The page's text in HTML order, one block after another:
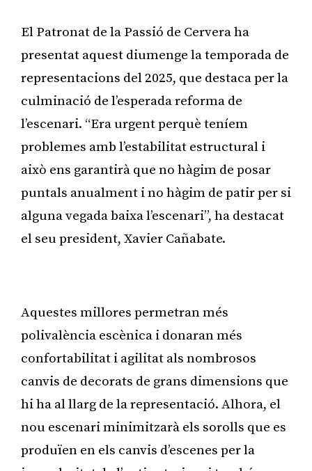
El Patronat de la Passió de Cervera ha
presentat aquest diumenge la temporada de
representacions del 2025, que destaca per la
culminació de l’esperada reforma de
l’escenari. “Era urgent perquè teníem
problemes amb l’estabilitat estructural i
això ens garantirà que no hàgim de posar
puntals anualment i no hàgim de patir per si
alguna vegada baixa l’escenari”, ha destacat
el seu president, Xavier Cañabate.
Aquestes millores permetran més
polivalència escènica i donaran més
confortabilitat i agilitat als nombrosos
canvis de decorats de grans dimensions que
hi ha al llarg de la representació. Alhora, el
nou escenari minimitzarà els sorolls que es
produïen en els canvis d’escenes per la